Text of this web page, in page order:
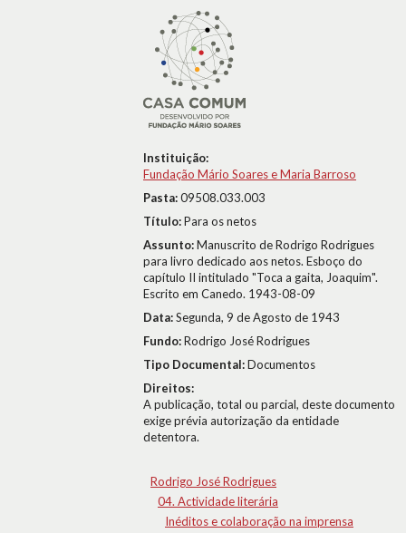
Instituição:
Fundação Mário Soares e Maria Barroso
Pasta:09508.033.003
Título:Para os netos
Assunto:Manuscrito de Rodrigo Rodrigues
para livro dedicado aos netos. Esboço do
capítulo II intitulado "Toca a gaita, Joaquim".
Escrito em Canedo. 1943-08-09
Data:Segunda, 9 de Agosto de 1943
Fundo:Rodrigo José Rodrigues
Tipo Documental:Documentos
Direitos:
A publicação, total ou parcial, deste documento
exige prévia autorização da entidade
detentora.
Rodrigo José Rodrigues
04. Actividade literária
Inéditos e colaboração na imprensa